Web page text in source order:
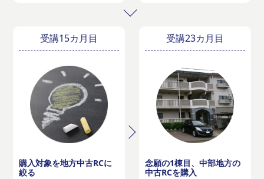
受講15カ月目
購入対象を地方中古RCに
絞る
受講23カ月目
念願の1棟目、中部地方の
中古RCを購入